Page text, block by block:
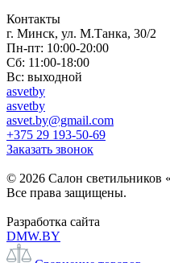
Контакты
г. Минск, ул. М.Танка, 30/2
Пн-пт: 10:00-20:00
Сб: 11:00-18:00
Вс: выходной
asvetby
asvetby
asvet.by@gmail.com
+375 29 193-50-69
Заказать звонок
© 2026 Салон светильников
Все права защищены.
Разработка сайта
DMW.BY